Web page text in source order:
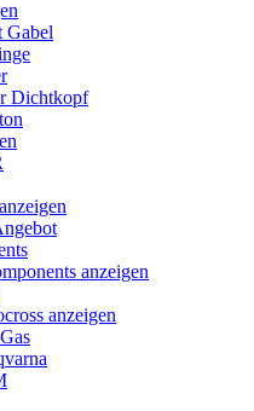
Gabel
Dichtkopf
anzeigen
anzeigen